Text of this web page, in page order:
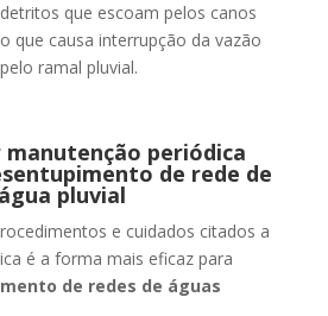
que escoam pelos canos
que causa interrupção da vazão
ramal pluvial.
manutenção periódica
de rede de
água pluvial
e cuidados citados a
é a forma mais eficaz para
de redes de águas